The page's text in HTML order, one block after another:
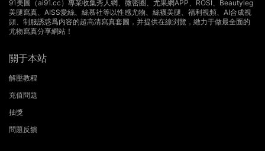
91美圖（ai91.cc）專業收集秀人網、微密圈、尤果網APP、ROSI、Beautyleg
美腿寫真、AISS愛絲、絲慕社等以性感尤物、絲襪美腿、福利視頻、AI合成視
頻、制服誘惑爲内容的超高清寫真套圖，并提供在線浏覽，緻力于做最全面的
尤物寫真分享網站！
關于本站
解壓教程
充值問題
抽獎
問題反饋